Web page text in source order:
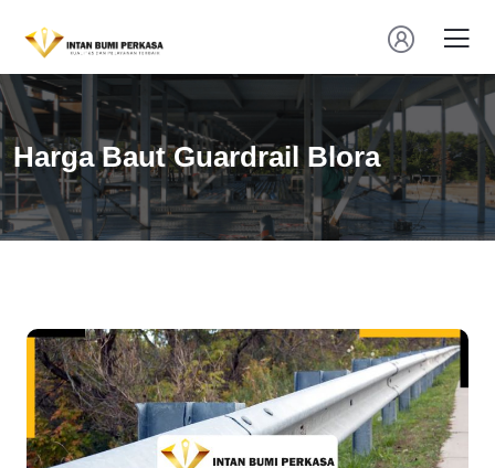
Harga Baut Guardrail Blora